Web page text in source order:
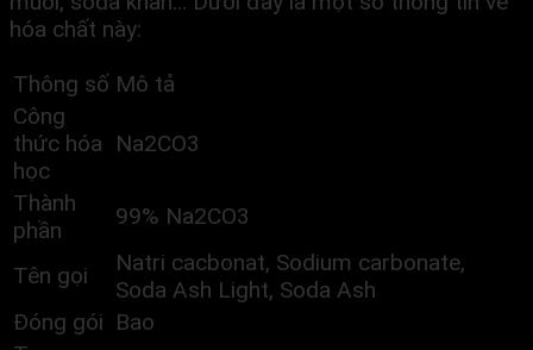
hóa chất này:
Thông số Mô tả
Công
thức hóa
học
Na2CO3
Thành
phần
99% Na2CO3
Tên gọi
Natri cacbonat, Sodium carbonate,
Soda Ash Light, Soda Ash
Đóng gói Bao